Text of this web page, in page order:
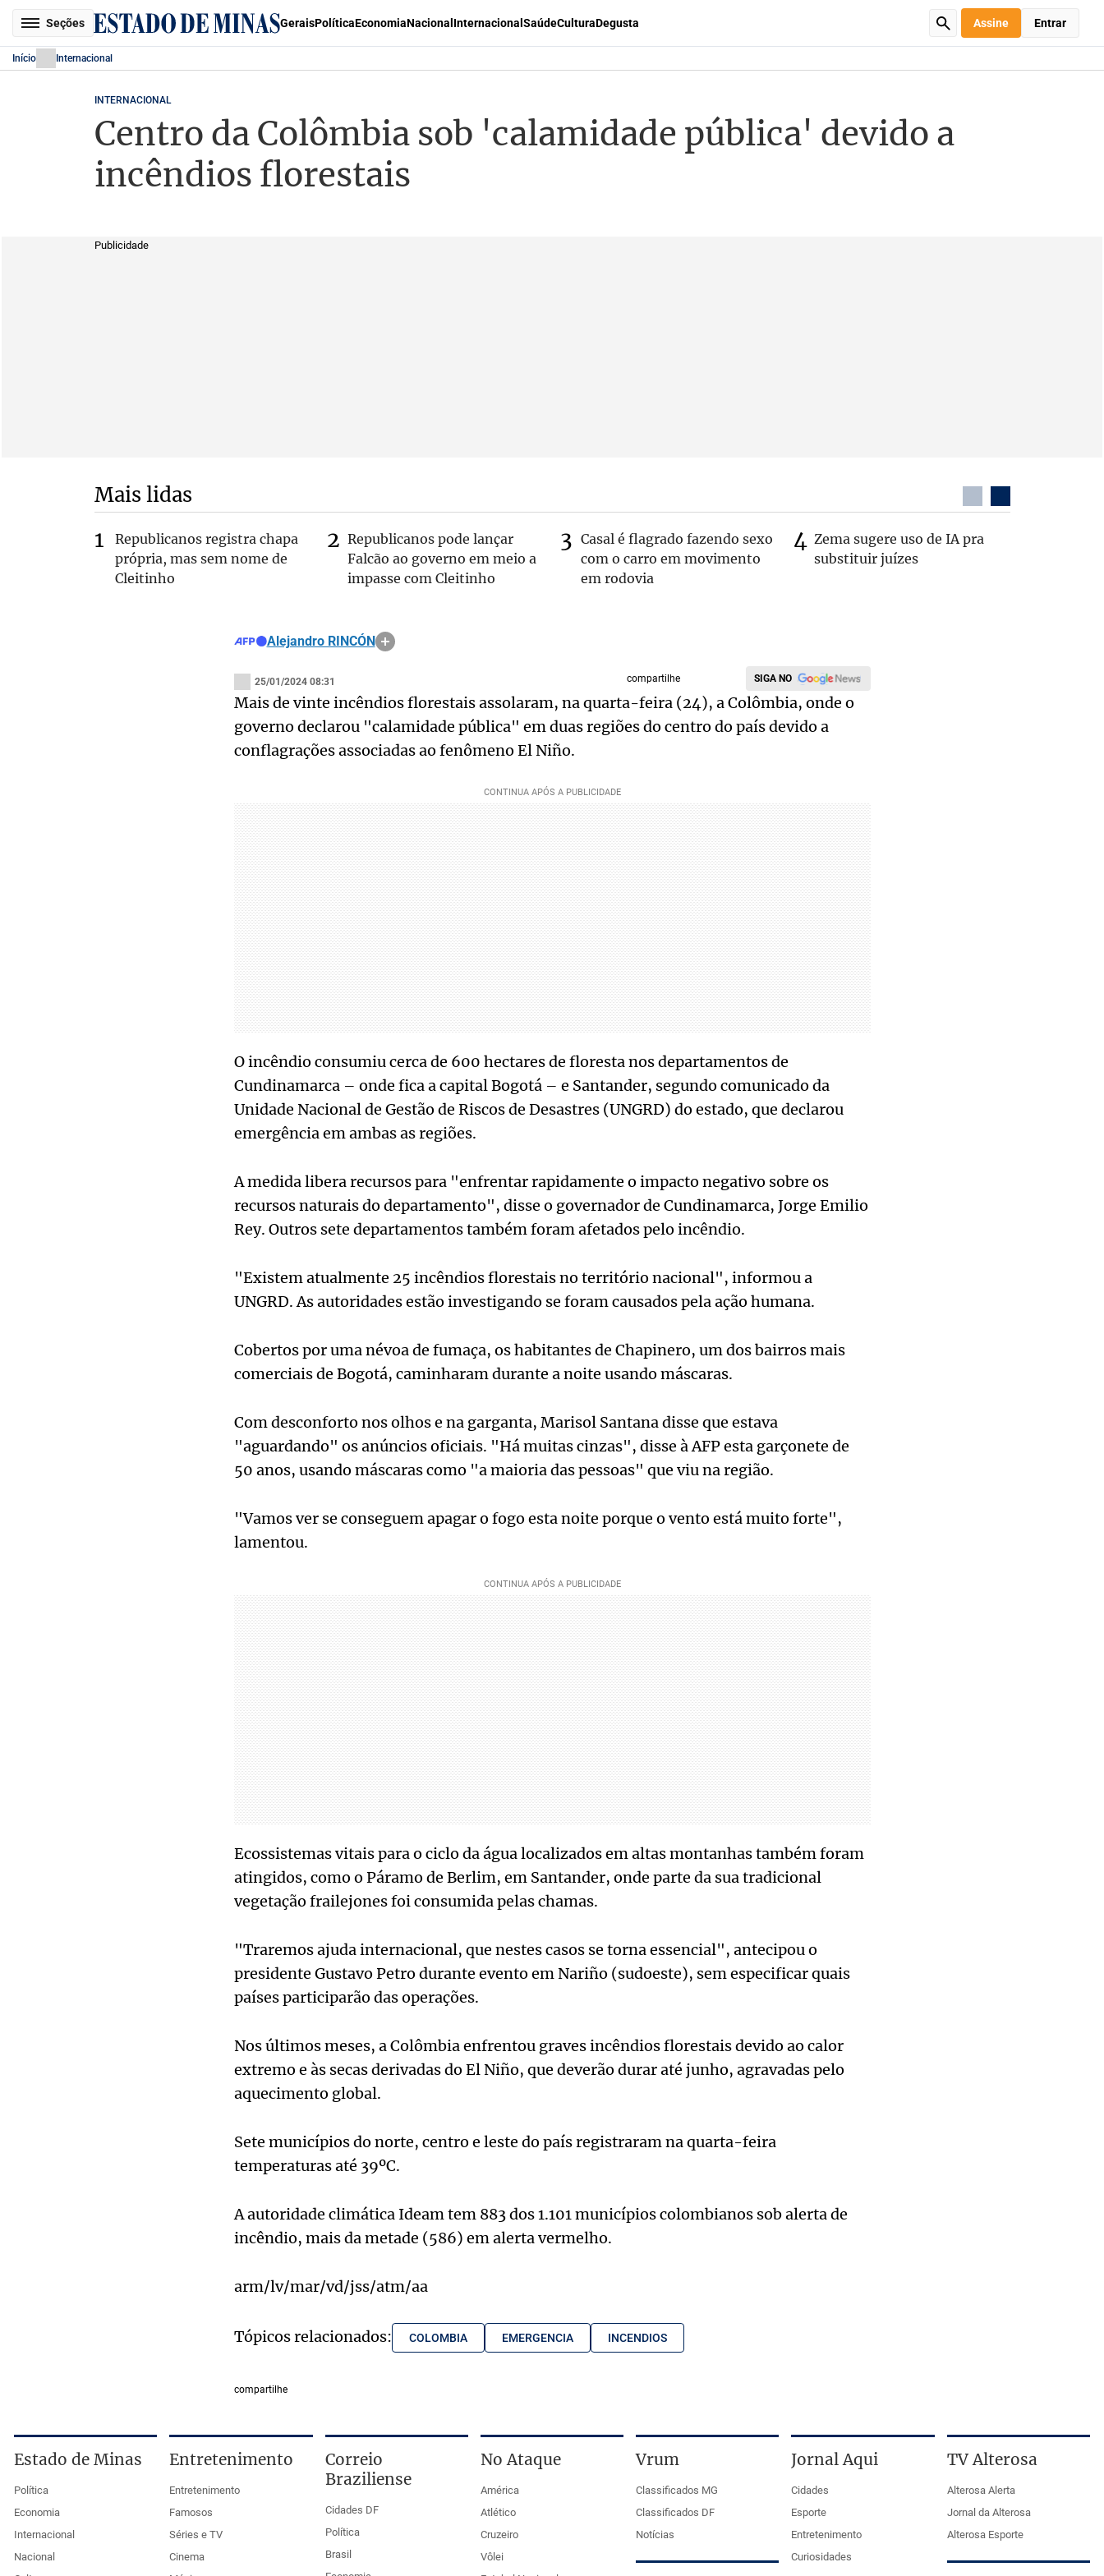
Seções GeraisPolíticaEconomiaNacional Internacional SaúdeCulturaDegusta Assine Entrar
Início Internacional
INTERNACIONAL
Centro da Colômbia sob 'calamidade pública' devido a
incêndios florestais
Publicidade
Mais lidas
Republicanos registra chapa
própria, mas sem nome de
Cleitinho
Republicanos pode lançar
Falcão ao governo em meio a
impasse com Cleitinho
Casal é flagrado fazendo sexo
com o carro em movimento
em rodovia
Zema sugere uso de IA pra
substituir juízes
Alejandro RINCÓN
25/01/2024 08:31 compartilhe SIGA NO
Mais de vinte incêndios florestais assolaram, na quarta-feira (24), a Colômbia, onde o
governo declarou "calamidade pública" em duas regiões do centro do país devido a
conflagrações associadas ao fenômeno El Niño.
O incêndio consumiu cerca de 600 hectares de floresta nos departamentos de
Cundinamarca – onde fica a capital Bogotá – e Santander, segundo comunicado da
Unidade Nacional de Gestão de Riscos de Desastres (UNGRD) do estado, que declarou
emergência em ambas as regiões.
A medida libera recursos para "enfrentar rapidamente o impacto negativo sobre os
recursos naturais do departamento", disse o governador de Cundinamarca, Jorge Emilio
Rey. Outros sete departamentos também foram afetados pelo incêndio.
"Existem atualmente 25 incêndios florestais no território nacional", informou a
UNGRD. As autoridades estão investigando se foram causados pela ação humana.
Cobertos por uma névoa de fumaça, os habitantes de Chapinero, um dos bairros mais
comerciais de Bogotá, caminharam durante a noite usando máscaras.
Com desconforto nos olhos e na garganta, Marisol Santana disse que estava
"aguardando" os anúncios oficiais. "Há muitas cinzas", disse à AFP esta garçonete de
50 anos, usando máscaras como "a maioria das pessoas" que viu na região.
"Vamos ver se conseguem apagar o fogo esta noite porque o vento está muito forte",
lamentou.
Ecossistemas vitais para o ciclo da água localizados em altas montanhas também foram
atingidos, como o Páramo de Berlim, em Santander, onde parte da sua tradicional
vegetação frailejones foi consumida pelas chamas.
"Traremos ajuda internacional, que nestes casos se torna essencial", antecipou o
presidente Gustavo Petro durante evento em Nariño (sudoeste), sem especificar quais
países participarão das operações.
Nos últimos meses, a Colômbia enfrentou graves incêndios florestais devido ao calor
extremo e às secas derivadas do El Niño, que deverão durar até junho, agravadas pelo
aquecimento global.
Sete municípios do norte, centro e leste do país registraram na quarta-feira
temperaturas até 39ºC.
A autoridade climática Ideam tem 883 dos 1.101 municípios colombianos sob alerta de
incêndio, mais da metade (586) em alerta vermelho.
arm/lv/mar/vd/jss/atm/aa
Tópicos relacionados: COLOMBIA EMERGENCIA INCENDIOS
compartilhe
Estado de Minas
Política
Economia
Internacional
Nacional
Entretenimento
Entretenimento
Famosos
Séries e TV
Cinema
Correio
Braziliense
Cidades DF
Política
Brasil
No Ataque
América
Atlético
Cruzeiro
Vôlei
Vrum
Classificados MG
Classificados DF
Notícias
Jornal Aqui
Cidades
Esporte
Entretenimento
Curiosidades
TV Alterosa
Alterosa Alerta
Jornal da Alterosa
Alterosa Esporte